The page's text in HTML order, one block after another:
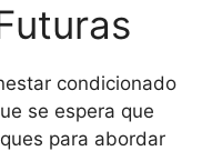
condicionado
se espera que
para abordar